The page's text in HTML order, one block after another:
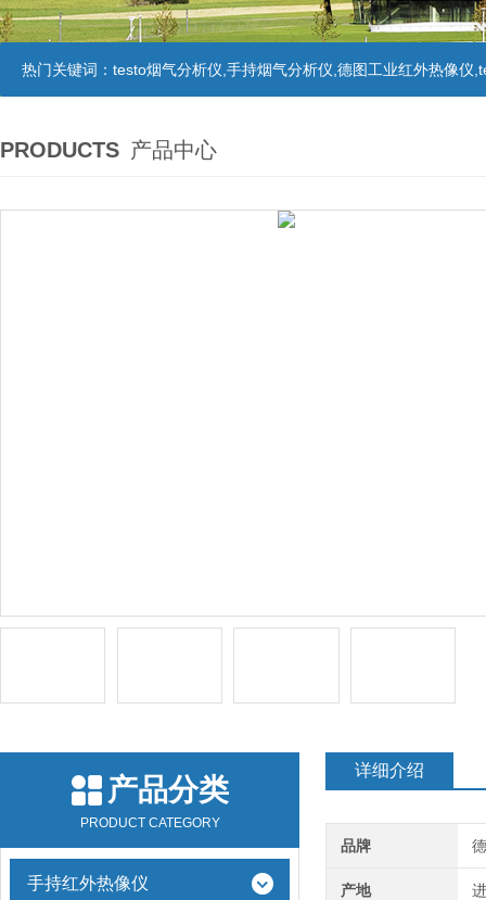
热门关键词： testo烟气分析仪,手持烟气分析仪,德图工业红外热像仪
PRODUCTS 产品中心
产品分类
PRODUCT CATEGORY
手持红外热像仪
详细介绍
品牌
产地